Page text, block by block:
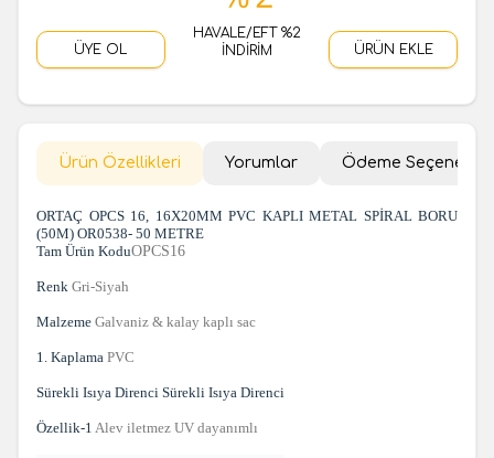
ÜYE OL
HAVALE/EFT %2
İNDİRİM
ÜRÜN EKLE
Ürün Özellikleri Yorumlar Ödeme
ORTAÇ OPCS 16, 16X20MM PVC KAPLI METAL SPİRAL BORU
(50M) OR0538- 50 METRE
Tam Ürün KoduOPCS16
Renk Gri-Siyah
Malzeme Galvaniz & kalay kaplı sac
1. Kaplama PVC
Sürekli Isıya Direnci Sürekli Isıya Direnci
Özellik-1 Alev iletmez UV dayanımlı